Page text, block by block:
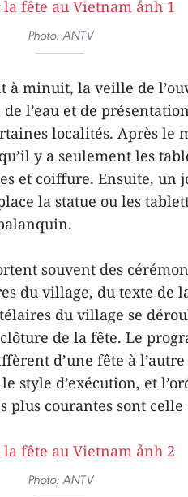
Photo: ANTV
à minuit, la veille de
l’eau et de
localités. Après le
y a seulement les
et coiffure. Ensuite, un
la statue ou les
souvent des
du village, du texte de
du village se
de la fête. Le
d’une fête à
style d’exécution, et
plus courantes sont
Photo: ANTV